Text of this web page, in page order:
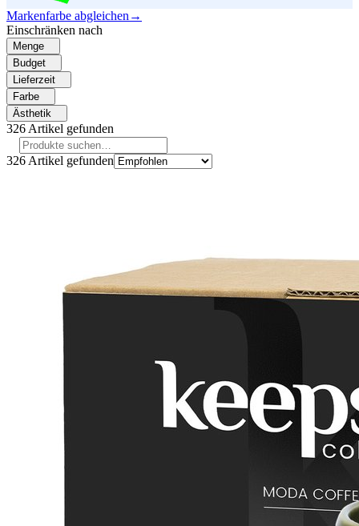
Markenfarbe abgleichen →
Einschränken nach
Menge
Budget
Lieferzeit
Farbe
Ästhetik
326 Artikel gefunden
326 Artikel gefunden